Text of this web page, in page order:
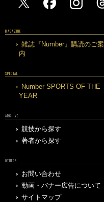
MAGAZINE
雑誌『Number』購読のご案
内
SPECIAL
Number SPORTS OF THE
YEAR
ARCHIVE
競技から探す
著者から探す
OTHERS
お問い合わせ
動画・バナー広告について
サイトマップ